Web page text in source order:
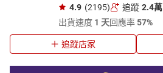
4.9 (2195) 追蹤 2.4萬
出貨速度 1 天回應率57%
追蹤店家